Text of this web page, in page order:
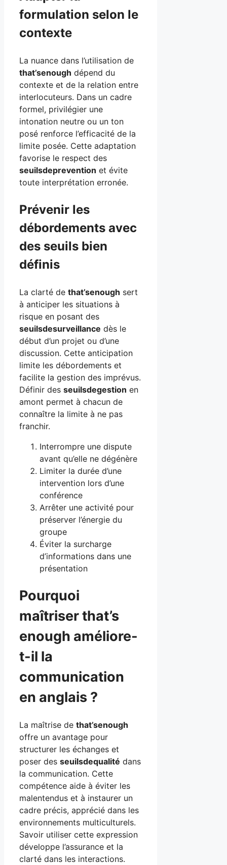
formulation selon le
contexte
La nuance dans l’utilisation de
that’senough dépend du
contexte et de la relation entre
interlocuteurs. Dans un cadre
formel, privilégier une
intonation neutre ou un ton
posé renforce l’efficacité de la
limite posée. Cette adaptation
favorise le respect des
seuilsdeprevention et évite
toute interprétation erronée.
Prévenir les
débordements avec
des seuils bien
définis
La clarté de that’senough sert
à anticiper les situations à
risque en posant des
seuilsdesurveillance dès le
début d’un projet ou d’une
discussion. Cette anticipation
limite les débordements et
facilite la gestion des imprévus.
Définir des seuilsdegestion en
amont permet à chacun de
connaître la limite à ne pas
franchir.
Interrompre une dispute
avant qu’elle ne dégénère
Limiter la durée d’une
intervention lors d’une
conférence
Arrêter une activité pour
préserver l’énergie du
groupe
Éviter la surcharge
d’informations dans une
présentation
Pourquoi
maîtriser that’s
enough améliore-
t-il la
communication
en anglais ?
La maîtrise de that’senough
offre un avantage pour
structurer les échanges et
poser des seuilsdequalité dans
la communication. Cette
compétence aide à éviter les
malentendus et à instaurer un
cadre précis, apprécié dans les
environnements multiculturels.
Savoir utiliser cette expression
développe l’assurance et la
clarté dans les interactions.